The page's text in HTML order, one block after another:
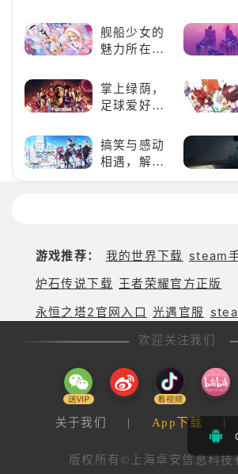
爱的装备出
发吧！
舰船少女的
魅力所在：
线》
掌上绿荫，
足球爱好者
况足球》
搞笑与感动
相遇，解锁
多元化角色
游戏推荐： 我的世界下载 steam
炉石传说下载 王者荣耀官方正版
永恒之塔2官网入口 光遇官服
欢迎关注我们
关于我们 | App下载 |
版权所有©上海卓安信息科技